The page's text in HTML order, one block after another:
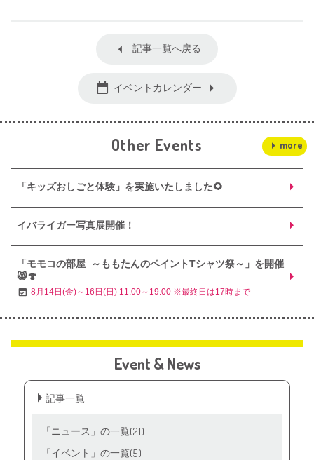
記事一覧へ戻る
イベントカレンダー
Other Events more
「キッズおしごと体験」を実施いたしました🌻
イバライガー写真展開催！
「モモコの部屋 ～ももたんのペイントTシャツ祭～」を開催
😸🍄
8月14日(金)～16日(日) 11:00～19:00 ※最終日は17時まで
Event & News
記事一覧
「ニュース」の一覧(21)
「イベント」の一覧(5)